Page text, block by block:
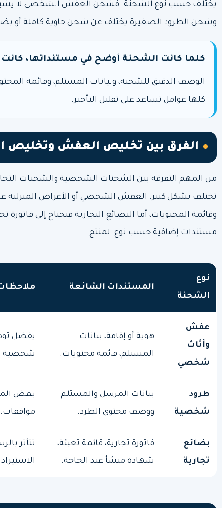
يختلف حسب نوع الشحنة. فشحن العفش الشخصي لا يشبه
وشحن الطرود الصغيرة يختلف عن شحن حاوية كاملة أو
كلما كانت الشحنة أوضح في مستنداتها، كانت
الوصف الدقيق للشحنة، وبيانات المستلم، وقائمة
كلها عوامل تساعد على تقليل التأخير.
الفرق بين تخليص العفش وتخليص
من المهم التفرقة بين الشحنات الشخصية والشحنات
تختلف بشكل كبير. العفش الشخصي أو الأغراض المنزلية
وقائمة المحتويات، أما البضائع التجارية فتحتاج إلى فاتورة
مستندات إضافية حسب نوع المنتج.
نوع
الشحنة
المستندات الشائعة
عفش
وأثاث
شخصي
هوية أو إقامة، بيانات
المستلم، قائمة محتويات.
يفضل
شخصية
طرود
شخصية
بيانات المرسل والمستلم
ووصف محتوى الطرد.
بعض
موافقات.
بضائع
تجارية
فاتورة تجارية، قائمة تعبئة،
شهادة منشأ عند الحاجة.
تتأثر